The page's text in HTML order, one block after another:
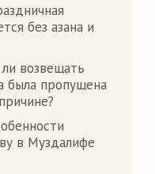
без азана и
возвещать
была пропущена
в Муздалифе